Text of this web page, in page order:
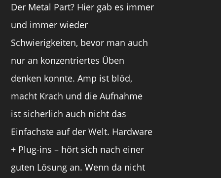
Der Metal Part? Hier gab es immer
und immer wieder
Schwierigkeiten, bevor man auch
nur an konzentriertes Üben
denken konnte. Amp ist blöd,
macht Krach und die Aufnahme
ist sicherlich auch nicht das
Einfachste auf der Welt. Hardware
+ Plug-ins – hört sich nach einer
guten Lösung an. Wenn da nicht